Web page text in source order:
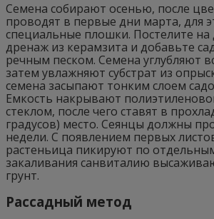
Семена собирают осенью, после
проводят в первые дни марта, для
специальные плошки. Постелите на
дренаж из керамзита и добавьте
речным песком. Семена углубляют
затем увлажняют субстрат из
семена засыпают тонким слоем
Емкость накрывают
стеклом, после чего ставят в
градусов) место. Сеянцы должны
недели. С появлением первых
растеньица пикируют по
закаливания санвиталию
грунт.
Рассадный метод